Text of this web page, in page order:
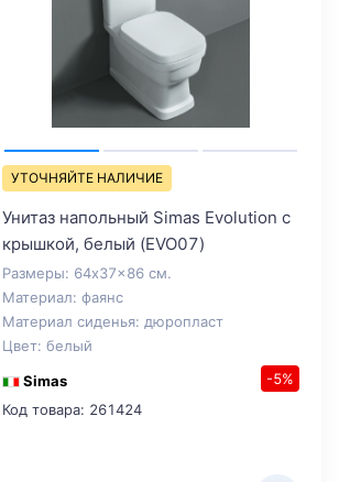
УТОЧНЯЙТЕ НАЛИЧИЕ
Унитаз напольный Simas Evolution с
крышкой, белый (EVO07)
Размеры: 64x37x86 см.
Материал: фаянс
Материал сиденья: дюропласт
Цвет: белый
Simas
-5%
Код товара: 261424